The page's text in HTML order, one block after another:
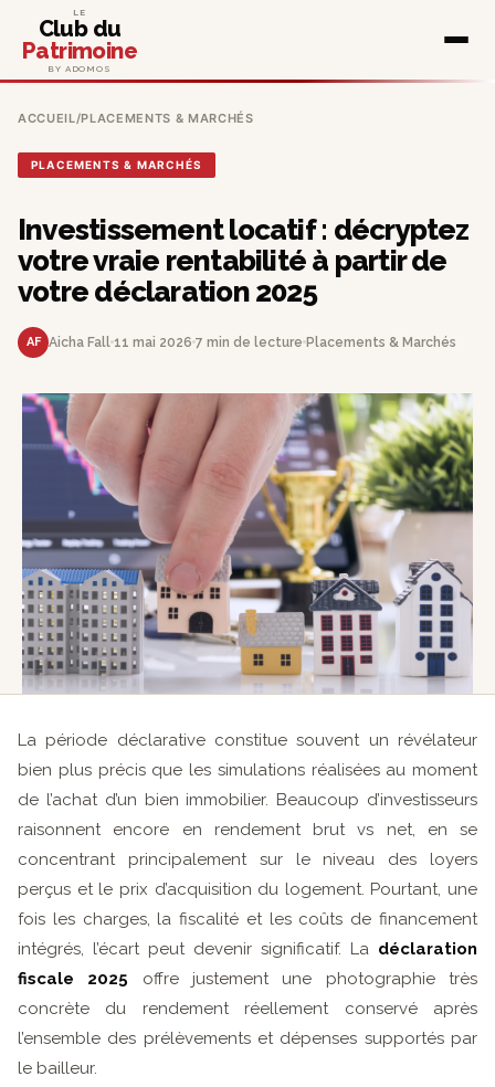
LE
Club du
Patrimoine
BY ADOMOS
ACCUEIL/PLACEMENTS & MARCHÉS
PLACEMENTS & MARCHÉS
Investissement locatif : décryptez
votre vraie rentabilité à partir de
votre déclaration 2025
AF Aicha Fall 11 mai 2026 7 min de lecture Placements & Marchés
La période déclarative constitue souvent un révélateur
bien plus précis que les simulations réalisées au moment
de l’achat d’un bien immobilier. Beaucoup d’investisseurs
raisonnent encore en rendement brut vs net, en se
concentrant principalement sur le niveau des loyers
perçus et le prix d’acquisition du logement. Pourtant, une
fois les charges, la fiscalité et les coûts de financement
intégrés, l’écart peut devenir significatif. La déclaration
fiscale 2025 offre justement une photographie très
concrète du rendement réellement conservé après
l’ensemble des prélèvements et dépenses supportés par
le bailleur.